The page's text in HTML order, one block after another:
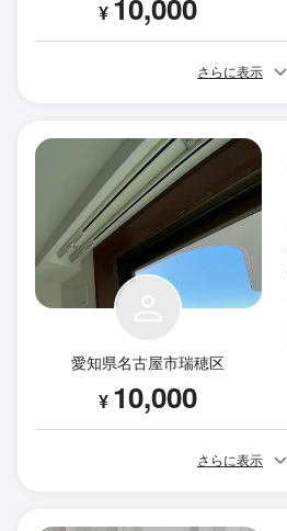
¥ 10,000
さらに表示
愛知県名古屋市瑞穂区
¥ 10,000
さらに表示